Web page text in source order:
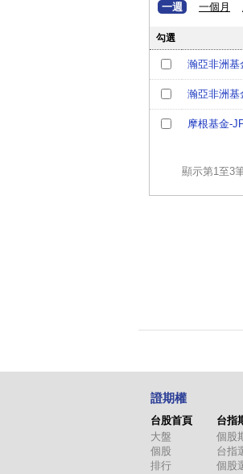
一週 一個月
勾選
瀚亞非洲基
瀚亞非洲基
摩根基金-
顯示第1至3
證期權
台股首頁
大盤
個股
排行
台指
個股
台指
個股